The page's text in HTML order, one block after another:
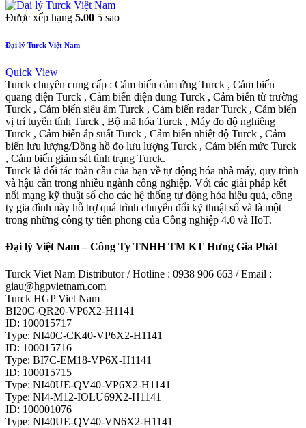
Được xếp hạng 5.00 5 sao
Đại lý Turck Việt Nam
Quick View
Turck chuyên cung cấp : Cảm biến cảm ứng Turck , Cảm biến
quang điện Turck , Cảm biến điện dung Turck , Cảm biến từ trường
Turck , Cảm biến siêu âm Turck , Cảm biến radar Turck , Cảm biến
vị trí tuyến tính Turck , Bộ mã hóa Turck , Máy đo độ nghiêng
Turck , Cảm biến áp suất Turck , Cảm biến nhiệt độ Turck , Cảm
biến lưu lượng/Đồng hồ đo lưu lượng Turck , Cảm biến mức Turck
, Cảm biến giám sát tình trạng Turck.
Turck là đối tác toàn cầu của bạn về tự động hóa nhà máy, quy trình
và hậu cần trong nhiều ngành công nghiệp. Với các giải pháp kết
nối mạng kỹ thuật số cho các hệ thống tự động hóa hiệu quả, công
ty gia đình này hỗ trợ quá trình chuyển đổi kỹ thuật số và là một
trong những công ty tiên phong của Công nghiệp 4.0 và IIoT.
Đại lý Việt Nam – Công Ty TNHH TM KT Hưng Gia Phát
Turck Viet Nam Distributor / Hotline : 0938 906 663 / Email :
giau@hgpvietnam.com
Turck HGP Viet Nam
BI20C-QR20-VP6X2-H1141
ID: 100015717
Type: NI40C-CK40-VP6X2-H1141
ID: 100015716
Type: BI7C-EM18-VP6X-H1141
ID: 100015715
Type: NI40UE-QV40-VP6X2-H1141
Type: NI4-M12-IOLU69X2-H1141
ID: 100001076
Type: NI40UE-QV40-VN6X2-H1141